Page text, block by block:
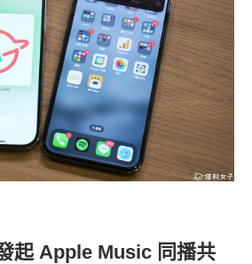
起 Apple Music 同播共